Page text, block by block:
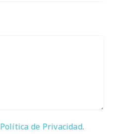
Política de Privacidad.